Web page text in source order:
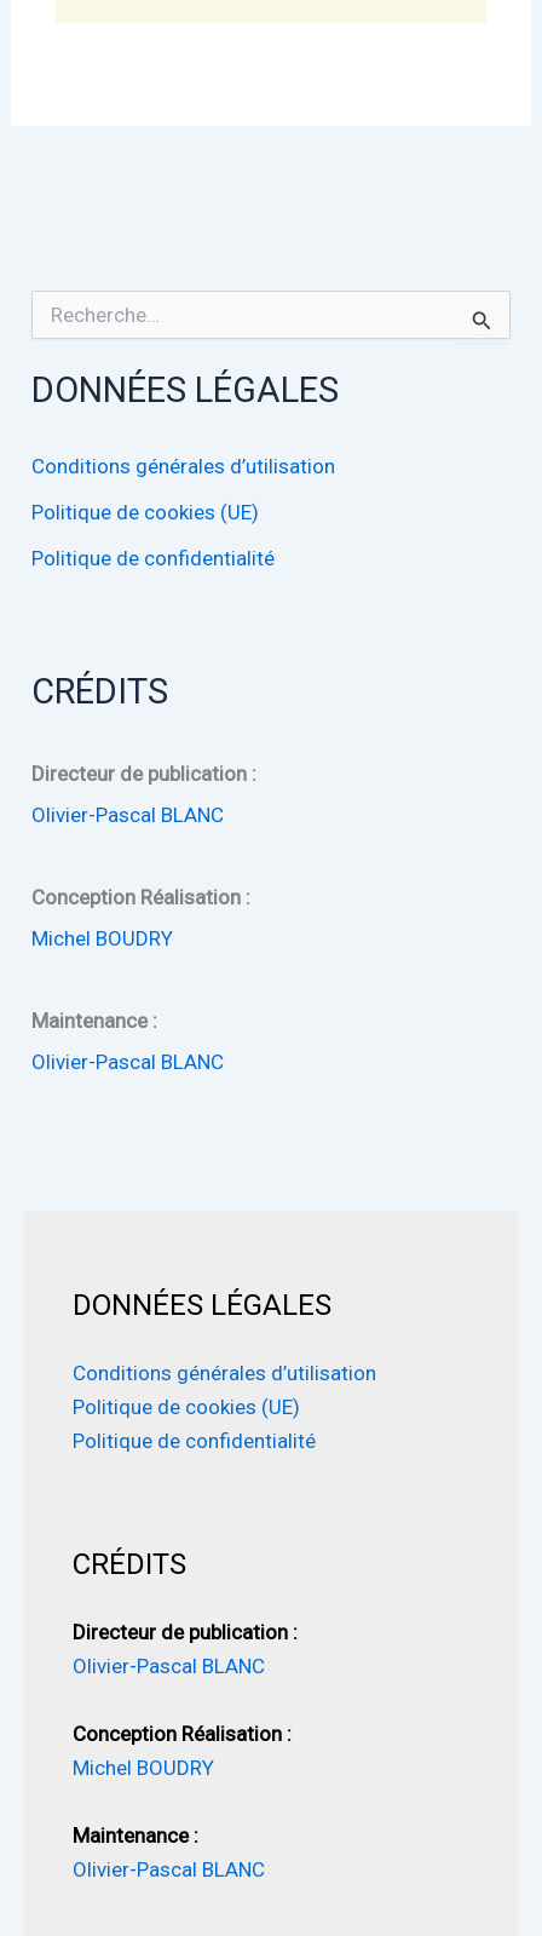
e
c
e
DONNÉES LÉGALES
Conditions générales d’utilisation
Politique de cookies (UE)
Politique de confidentialité
CRÉDITS
Directeur de publication :
Olivier-Pascal BLANC
Conception Réalisation :
Michel BOUDRY
Maintenance :
Olivier-Pascal BLANC
DONNÉES LÉGALES
Conditions générales d’utilisation
Politique de cookies (UE)
Politique de confidentialité
CRÉDITS
Directeur de publication :
Olivier-Pascal BLANC
Conception Réalisation :
Michel BOUDRY
Maintenance :
Olivier-Pascal BLANC